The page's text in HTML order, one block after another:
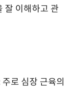
잘 이해하고 관
주로 심장 근육의